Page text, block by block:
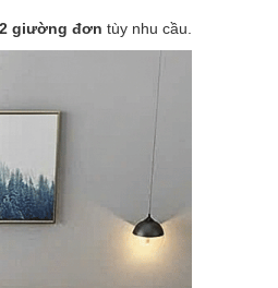
2 giường đơn tùy nhu cầu.